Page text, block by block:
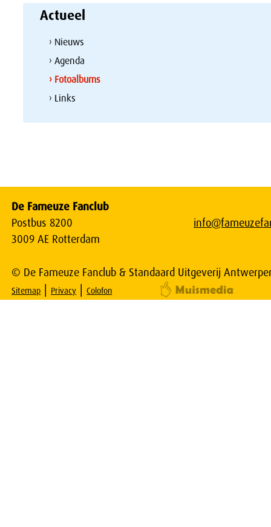
Actueel
› Nieuws
› Agenda
› Fotoalbums
› Links
De Fameuze Fanclub
Postbus 8200
3009 AE Rotterdam
© De Fameuze Fanclub & Standaard Uitgeverij
Sitemap | Privacy |Colofon